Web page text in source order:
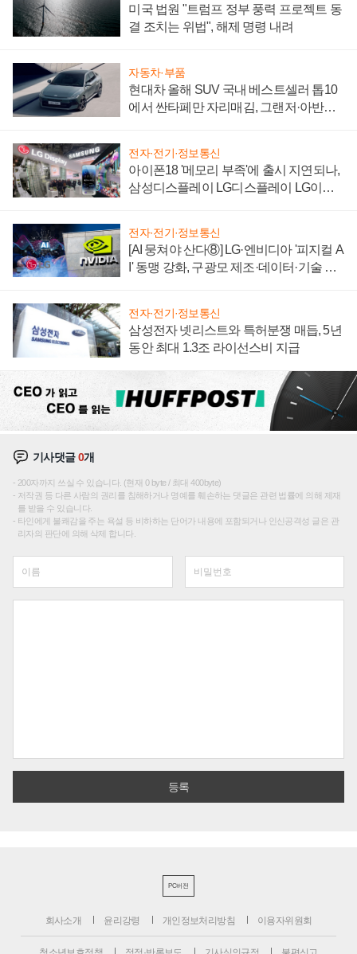
미국 법원 "트럼프 정부 풍력 프로젝트 동
결 조치는 위법", 해제 명령 내려
자동차·부품
현대차 올해 SUV 국내 베스트셀러 톱10
에서 싼타페만 자리매김, 그랜저·아반떼
전자·전기·정보통신
아이폰18 '메모리 부족'에 출시 지연되나,
삼성디스플레이 LG디스플레이 LG이노
전자·전기·정보통신
[AI 뭉쳐야 산다⑧] LG·엔비디아 '피지컬 A
I' 동맹 강화, 구광모 제조·데이터·기술 결
전자·전기·정보통신
삼성전자 넷리스트와 특허분쟁 매듭, 5년
동안 최대 1.3조 라이선스비 지급
기사댓글0개
200자까지 쓰실 수 있습니다. (현재 0 byte / 최대 400byte)
저작권 등 다른 사람의 권리를 침해하거나 명예를 훼손하는 댓글은 관련 법률에 의해 제재
를 받을 수 있습니다.
타인에게 불쾌감을 주는 욕설 등 비하하는 단어가 내용에 포함되거나 인신공격성 글은 관
리자의 판단에 의해 삭제 합니다.
PC버전
회사소개 윤리강령 개인정보처리방침 이용자위원회